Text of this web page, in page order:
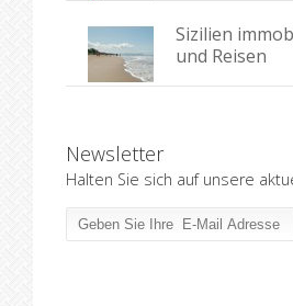
Sizilien
und Reisen
Newsletter
Halten Sie sich auf unsere